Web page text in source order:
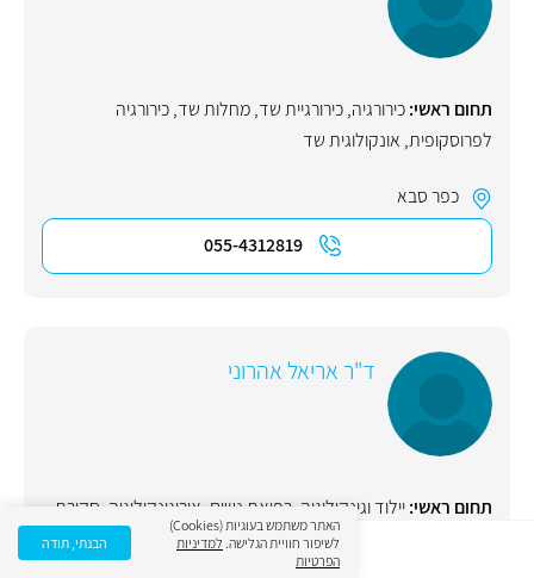
תחום ראשי:כירורגיה,כירורגיית שד,מחלות שד,כירורגיה
לפרוסקופית, אונקולוגית שד
כפר סבא
055-4312819
ד"ר אריאל אהרוני
תחום ראשי:יילוד וגינקולוגיה, רפואת נשים אורוגינקולוגיה סקירת
היסטרוסקופיה,כירורגיה לפרוסקופית
האתר משתמש בעוגיות (Cookies)
לשיפור חוויית הגלישה. למדיניות
הפרטיות
הבנתי, תודה